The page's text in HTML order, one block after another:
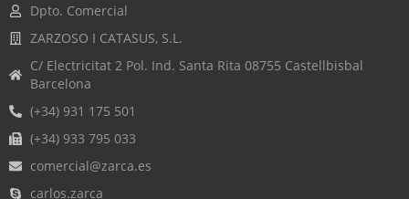
Dpto. Comercial
ZARZOSO I CATASUS, S.L.
C/ Electricitat 2 Pol. Ind. Santa Rita 08755 Castellbisbal
Barcelona
(+34) 931 175 501
(+34) 933 795 033
comercial@zarca.es
carlos.zarca